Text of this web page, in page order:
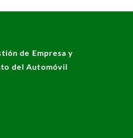
de Empresa y
del Automóvil